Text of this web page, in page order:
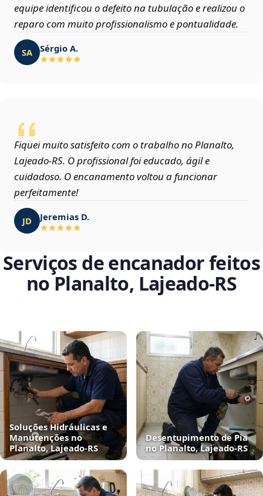
equipe identificou o defeito na tubulação e realizou o
reparo com muito profissionalismo e pontualidade.
SA Sérgio A.
Fiquei muito satisfeito com o trabalho no Planalto,
Lajeado‑RS. O profissional foi educado, ágil e
cuidadoso. O encanamento voltou a funcionar
perfeitamente!
JD Jeremias D.
Serviços de encanador feitos
no Planalto, Lajeado‑RS
Soluções Hidráulicas e
Manutenções no
Planalto, Lajeado‑RS
Desentupimento de Pia
no Planalto, Lajeado‑RS